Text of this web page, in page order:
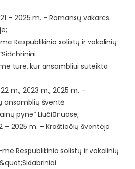
– 2025 m. – Romansų vakaras
Respublikinio solistų ir vokalinių
ture, kur ansambliui suteikta
m., 2023 m., 2025 m. –
ansamblių šventė
pyne“ Liučiūnuose;
– 2025 m. – Kraštiečių šventėje
Respublikinio solistų ir vokalinių